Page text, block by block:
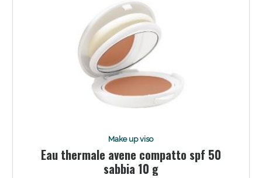
Make up viso
Eau thermale avene compatto spf 50
sabbia 10 g